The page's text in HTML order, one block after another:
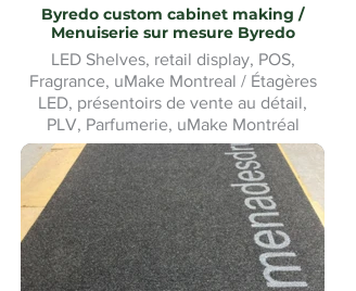
Byredo custom cabinet making /
Menuiserie sur mesure Byredo
LED Shelves, retail display, POS,
Fragrance, uMake Montreal / Étagères
LED, présentoirs de vente au détail,
PLV, Parfumerie, uMake Montréal